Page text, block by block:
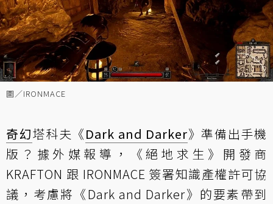
圖／IRONMACE
奇幻塔科夫《Dark and Darker》準備出手機
版？據外媒報導，《絕地求生》開發商
KRAFTON 跟 IRONMACE 簽署知識產權許可協
議，考慮將《Dark and Darker》的要素帶到